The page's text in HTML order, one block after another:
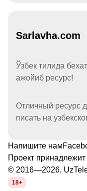
Sarlavha.com
Ўзбек тилида
ажойиб ресурс!
Отличный ресурс
писать на
Напишите нам
Проект принадлежит
© 2016—2026,
18+